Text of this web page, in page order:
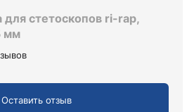
стетоскопов ri-rap,
мм
Оставить отзыв